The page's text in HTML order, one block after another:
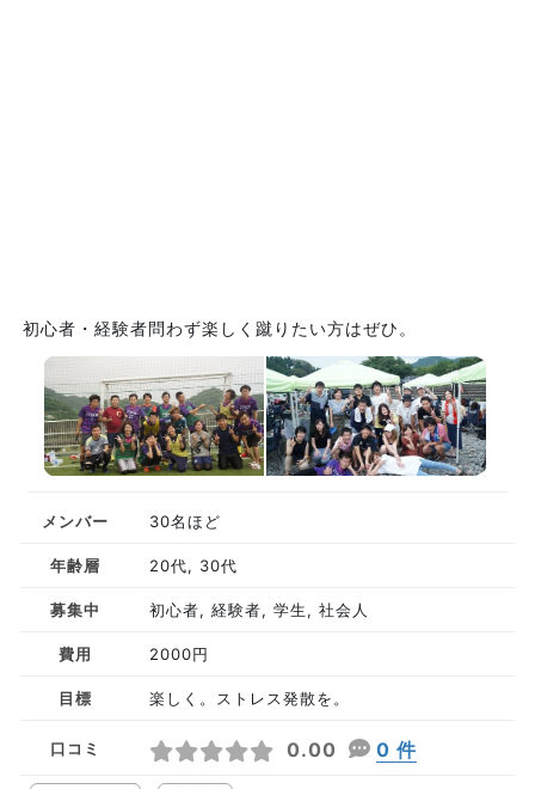
初心者・経験者問わず楽しく蹴りたい方はぜひ。
メンバー 30名ほど
年齢層 20代, 30代
募集中 初心者, 経験者, 学生, 社会人
費用 2000円
目標 楽しく。ストレス発散を。
口コミ 0.00 0 件